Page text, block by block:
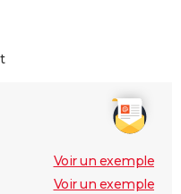
Voir un exemple
Voir un exemple